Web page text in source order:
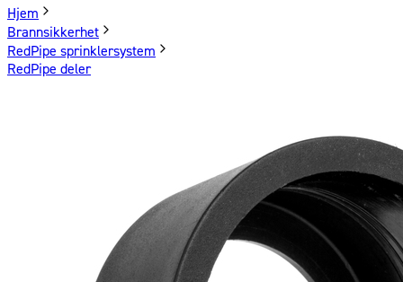
Hjem
Brannsikkerhet
RedPipe sprinklersystem
RedPipe deler